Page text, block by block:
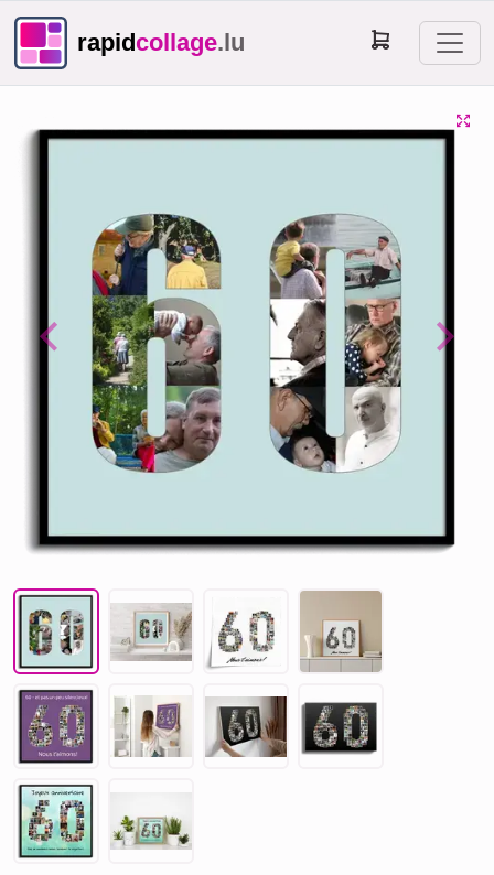
rapidcollage.lu
Previous Next